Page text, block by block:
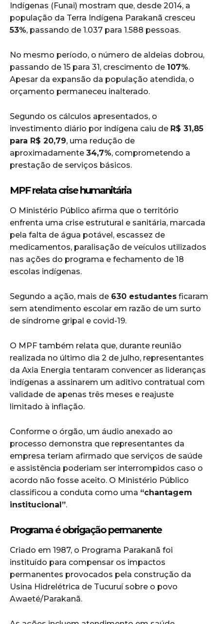
Indígenas (Funai) mostram que, desde 2014, a
população da Terra Indígena Parakanã cresceu
53%, passando de 1.037 para 1.588 pessoas.
No mesmo período, o número de aldeias dobrou,
passando de 15 para 31, crescimento de 107%.
Apesar da expansão da população atendida, o
orçamento permaneceu inalterado.
Segundo os cálculos apresentados, o
investimento diário por indígena caiu de R$ 31,85
para R$ 20,79, uma redução de
aproximadamente 34,7%, comprometendo a
prestação de serviços básicos.
MPF relata crise humanitária
O Ministério Público afirma que o território
enfrenta uma crise estrutural e sanitária, marcada
pela falta de água potável, escassez de
medicamentos, paralisação de veículos utilizados
nas ações do programa e fechamento de 18
escolas indígenas.
Segundo a ação, mais de 630 estudantes ficaram
sem atendimento escolar em razão de um surto
de síndrome gripal e covid-19.
O MPF também relata que, durante reunião
realizada no último dia 2 de julho, representantes
da Axia Energia tentaram convencer as lideranças
indígenas a assinarem um aditivo contratual com
validade de apenas três meses e reajuste
limitado à inflação.
Conforme o órgão, um áudio anexado ao
processo demonstra que representantes da
empresa teriam afirmado que serviços de saúde
e assistência poderiam ser interrompidos caso o
acordo não fosse aceito. O Ministério Público
classificou a conduta como uma “chantagem
institucional”.
Programa é obrigação permanente
Criado em 1987, o Programa Parakanã foi
instituído para compensar os impactos
permanentes provocados pela construção da
Usina Hidrelétrica de Tucuruí sobre o povo
Awaeté/Parakanã.